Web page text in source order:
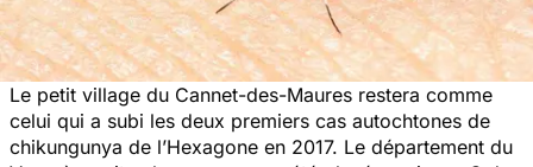
Le petit village du Cannet-des-Maures restera comme
celui qui a subi les deux premiers cas autochtones de
chikungunya de l’Hexagone en 2017. Le département du